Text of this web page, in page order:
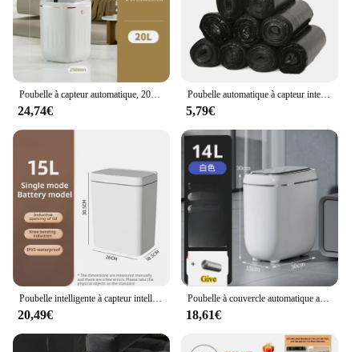
24,74€
Poubelle automatique à capteur intelligent, corbeille électronique domestique, corbeille sans contact, poubelle à couture étroite, poubelle de cuisine et de toilette, 14L
5,79€
20,49€
Poubelle à couvercle automatique avec capteur de mouvement intelligent, fermeture silencieuse, cadeau de Thanksgiving, Noël, Halloween, maison et cuisine, 14L
18,61€